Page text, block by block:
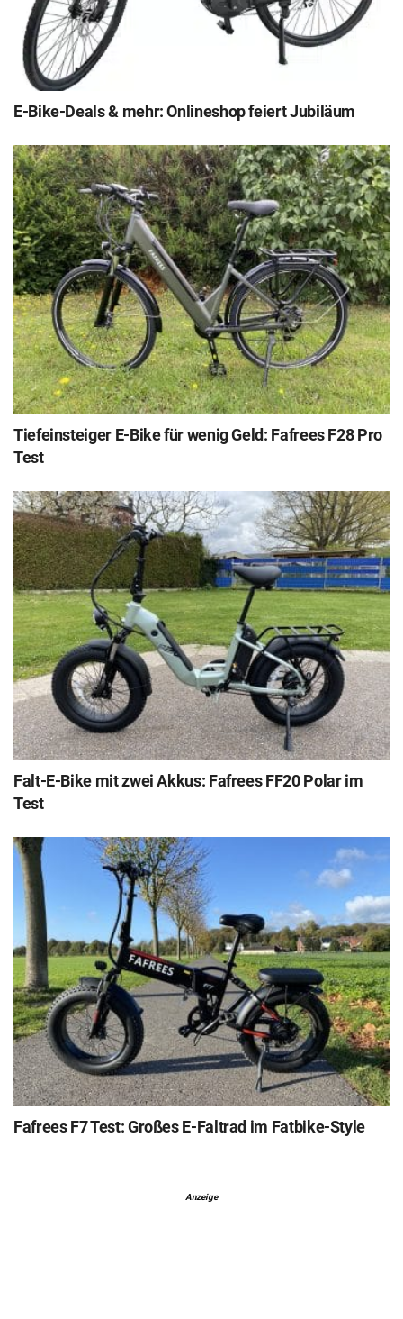
E-Bike-Deals & mehr: Onlineshop feiert Jubiläum
Tiefeinsteiger E-Bike für wenig Geld: Fafrees F28 Pro
Test
Falt-E-Bike mit zwei Akkus: Fafrees FF20 Polar im
Test
Fafrees F7 Test: Großes E-Faltrad im Fatbike-Style
Anzeige